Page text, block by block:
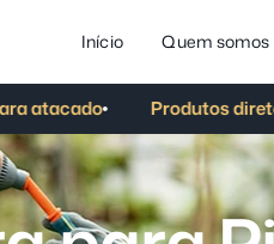
Início Quem somos
Produtos direto